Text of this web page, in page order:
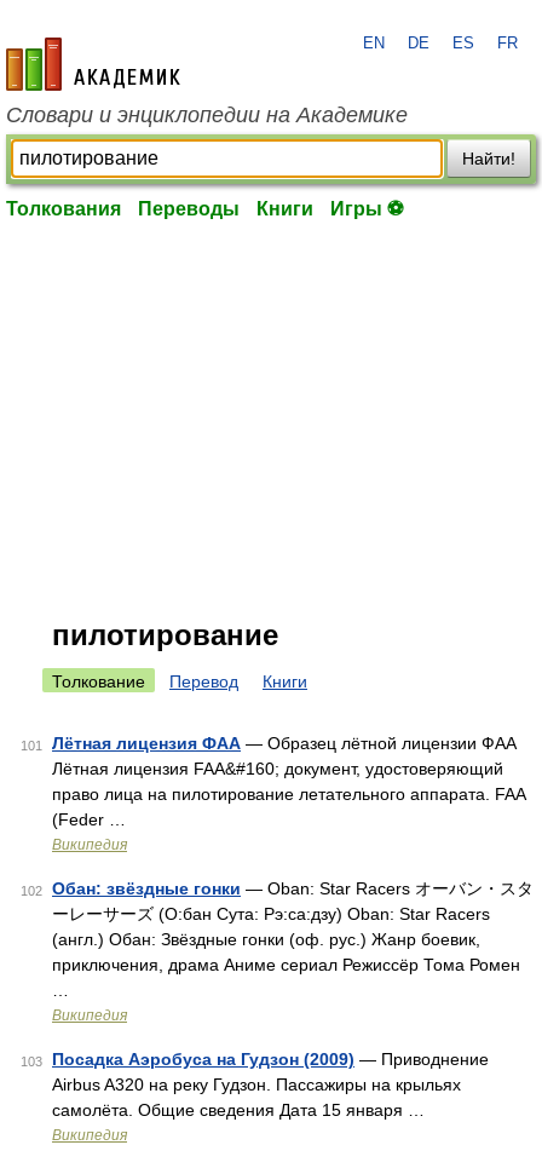
academic.ru
EN DE ES FR
Словари и энциклопедии на Академике
Найти!
Толкования Переводы Книги Игры ⚽
пилотирование
Толкование Перевод Книги
101 Лётная лицензия ФАА — Образец лётной лицензии ФАА
Лётная лицензия FAA&#160; документ, удостоверяющий
право лица на пилотирование летательного аппарата. FAA
(Feder …
Википедия
102 Обан: звёздные гонки — Oban: Star Racers オーバン・スタ
ーレーサーズ (О:бан Сута: Рэ:са:дзу) Oban: Star Racers
(англ.) Обан: Звёздные гонки (оф. рус.) Жанр боевик,
приключения, драма Аниме сериал Режиссёр Тома Ромен
Википедия
103 Посадка Аэробуса на Гудзон (2009) — Приводнение
Airbus A320 на реку Гудзон. Пассажиры на крыльях
самолёта. Общие сведения Дата 15 января …
Википедия